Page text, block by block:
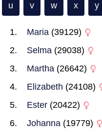
u v w x y
Maria (39129)
Selma (29038)
Martha (26642)
Elizabeth (24108)
Ester (20422)
Johanna (19779)